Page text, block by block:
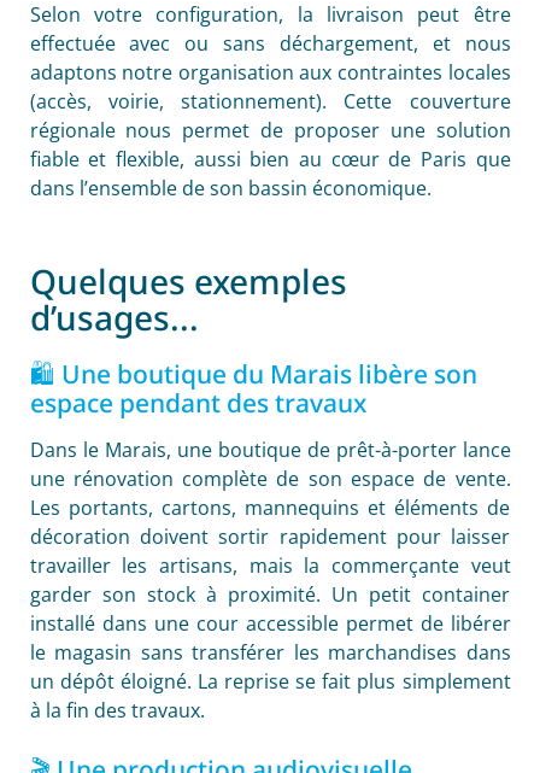
Selon votre configuration, la livraison peut être
effectuée avec ou sans déchargement, et nous
adaptons notre organisation aux contraintes locales
(accès, voirie, stationnement). Cette couverture
régionale nous permet de proposer une solution
fiable et flexible, aussi bien au cœur de Paris que
dans l’ensemble de son bassin économique.
Quelques exemples
d’usages...
🛍️ Une boutique du Marais libère son
espace pendant des travaux
Dans le Marais, une boutique de prêt-à-porter lance
une rénovation complète de son espace de vente.
Les portants, cartons, mannequins et éléments de
décoration doivent sortir rapidement pour laisser
travailler les artisans, mais la commerçante veut
garder son stock à proximité. Un petit container
installé dans une cour accessible permet de libérer
le magasin sans transférer les marchandises dans
un dépôt éloigné. La reprise se fait plus simplement
à la fin des travaux.